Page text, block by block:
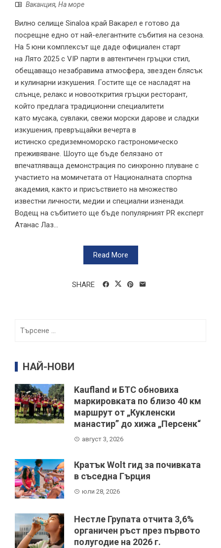
Ваканция, На море
Вилно селище Sinaloa край Вакарел е готово да
посрещне едно от най-елегантните събития на сезона.
На 5 юни комплексът ще даде официален старт
на Лято 2025 с VIP парти в автентичен гръцки стил,
обещаващо незабравима атмосфера, звезден блясък
и кулинарни изкушения. Гостите ще се насладят на
слънце, релакс и новооткрития гръцки ресторант,
който предлага традиционни специалитети
като мусака, сувлаки, свежи морски дарове и сладки
изкушения, превръщайки вечерта в
истинско средиземноморско гастрономическо
преживяване. Шоуто ще бъде белязано от
впечатляваща демонстрация по синхронно плуване с
участието на момичетата от Националната спортна
академия, както и присъствието на множество
известни личности, медии и специални изненади.
Водещ на събитието ще бъде популярният PR експерт
Атанас Лаз...
Read More
SHARE
НАЙ-НОВИ
Kaufland и БТС обновиха
маркировката по близо 40 км
маршрут от „Кукленски
манастир” до хижа „Персенк“
август 3, 2026
Кратък Wolt гид за почивката
в съседна Гърция
юли 28, 2026
Нестле Групата отчита 3,6%
органичен ръст през първото
полугодие на 2026 г.